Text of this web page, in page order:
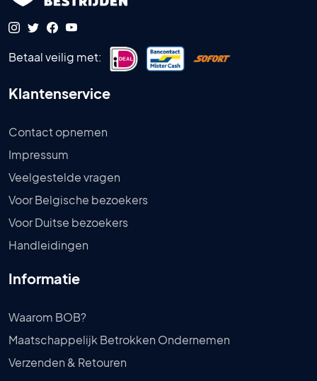
Betaal veilig met:
Klantenservice
Contact opnemen
Impressum
Veelgestelde vragen
Voor Belgische bezoekers
Voor Duitse bezoekers
Handleidingen
Informatie
Waarom BOB?
Maatschappelijk Betrokken Ondernemen
Verzenden & Retouren